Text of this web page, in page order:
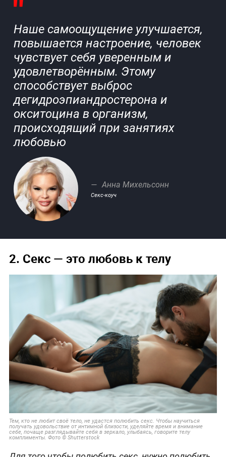
Наше самоощущение улучшается,
повышается настроение, человек
чувствует себя уверенным и
удовлетворённым. Этому
способствует выброс
дегидроэпиандростерона и
окситоцина в организм,
происходящий при занятиях
любовью
Анна Михельсонн
Секс-коуч
2. Секс — это любовь к телу
Тем, кто не любит своё тело, не удастся полюбить секс. Чтобы научиться
получать удовольствие от интимной близости, уделяйте время и внимание
себе, почаще разглядывайте себя в зеркало, улыбаясь, говорите телу
комплименты. Фото © Shutterstock